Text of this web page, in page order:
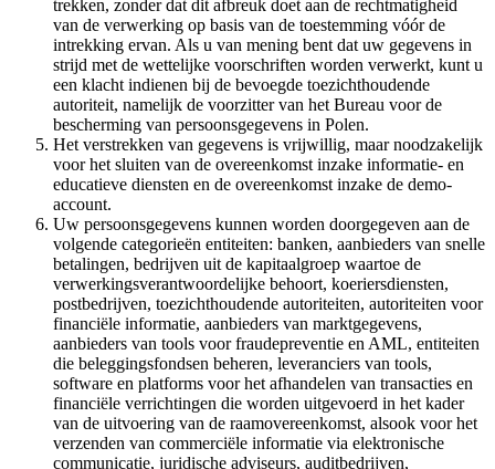
trekken, zonder dat dit afbreuk doet aan de rechtmatigheid
van de verwerking op basis van de toestemming vóór de
intrekking ervan. Als u van mening bent dat uw gegevens in
strijd met de wettelijke voorschriften worden verwerkt, kunt u
een klacht indienen bij de bevoegde toezichthoudende
autoriteit, namelijk de voorzitter van het Bureau voor de
bescherming van persoonsgegevens in Polen.
Het verstrekken van gegevens is vrijwillig, maar noodzakelijk
voor het sluiten van de overeenkomst inzake informatie- en
educatieve diensten en de overeenkomst inzake de demo-
account.
Uw persoonsgegevens kunnen worden doorgegeven aan de
volgende categorieën entiteiten: banken, aanbieders van snelle
betalingen, bedrijven uit de kapitaalgroep waartoe de
verwerkingsverantwoordelijke behoort, koeriersdiensten,
postbedrijven, toezichthoudende autoriteiten, autoriteiten voor
financiële informatie, aanbieders van marktgegevens,
aanbieders van tools voor fraudepreventie en AML, entiteiten
die beleggingsfondsen beheren, leveranciers van tools,
software en platforms voor het afhandelen van transacties en
financiële verrichtingen die worden uitgevoerd in het kader
van de uitvoering van de raamovereenkomst, alsook voor het
verzenden van commerciële informatie via elektronische
communicatie, juridische adviseurs, auditbedrijven,